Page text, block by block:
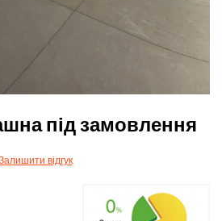
під замовлення
відгук